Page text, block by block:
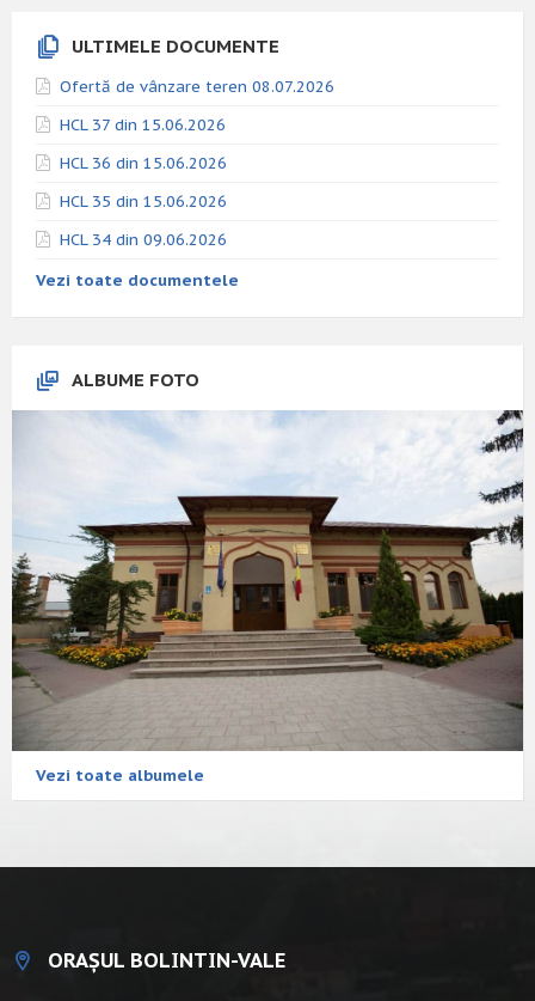
ULTIMELE DOCUMENTE
Ofertă de vânzare teren 08.07.2026
HCL 37 din 15.06.2026
HCL 36 din 15.06.2026
HCL 35 din 15.06.2026
HCL 34 din 09.06.2026
Vezi toate documentele
ALBUME FOTO
Vezi toate albumele
ORAȘUL BOLINTIN-VALE